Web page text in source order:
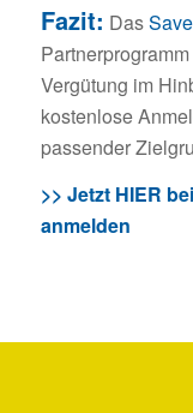
Fazit: Das
Vergütung im
kostenlose
passender
>> Jetzt HIER
anmelden